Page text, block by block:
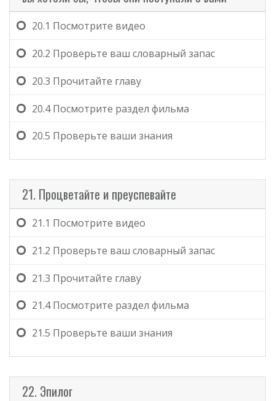
20.1 Посмотрите видео
20.2 Проверьте ваш словарный запас
20.3 Прочитайте главу
20.4Посмотрите раздел фильма
20.5 Проверьте ваши знания
21. Процветайте и преуспевайте
21.1 Посмотрите видео
21.2 Проверьте ваш словарный запас
21.3 Прочитайте главу
21.4Посмотрите раздел фильма
21.5 Проверьте ваши знания
22. Эпилог